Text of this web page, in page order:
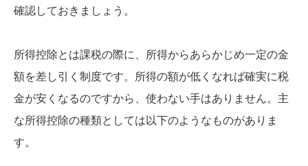
確認しておきましょう。
所得控除とは課税の際に、所得からあらかじめ一定の金
額を差し引く制度です。所得の額が低くなれば確実に税
金が安くなるのですから、使わない手はありません。主
な所得控除の種類としては以下のようなものがありま
す。